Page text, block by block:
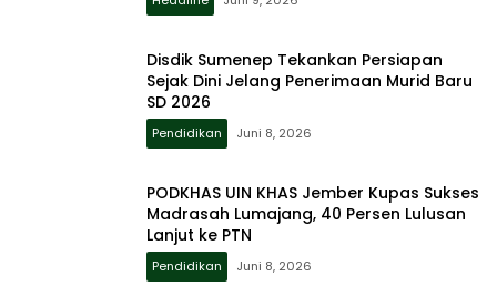
Disdik Sumenep Tekankan Persiapan
Sejak Dini Jelang Penerimaan Murid Baru
SD 2026
Pendidikan Juni 8, 2026
PODKHAS UIN KHAS Jember Kupas Sukses
Madrasah Lumajang, 40 Persen Lulusan
Lanjut ke PTN
Pendidikan Juni 8, 2026